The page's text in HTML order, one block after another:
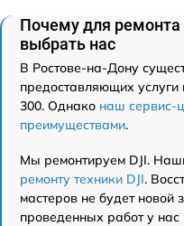
Почему для ремонта
выбрать нас
В Ростове-на-Дону
предоставляющих услуги
300. Однако наш сервис-
преимуществами.
Мы ремонтируем DJI.
ремонту техники DJI.
мастеров не будет
проведенных работ у нас